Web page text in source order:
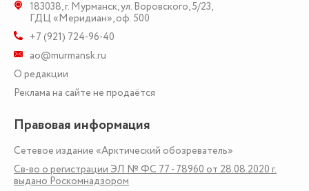
183038,г. Мурманск,ул. Воровского, 5/23,
ГДЦ «Меридиан», оф. 500
+7 (921) 724-96-40
ao@murmansk.ru
О редакции
Реклама на сайте не продаётся
Правовая информация
Сетевое издание «Арктический обозреватель»
Св-во о регистрации ЭЛ № ФС 77 - 78960 от 28.08.2020 г.
выдано Роскомнадзором